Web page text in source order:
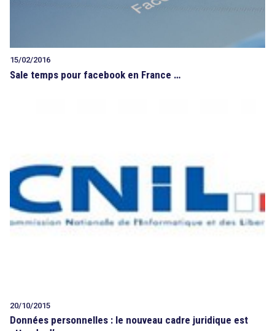
15/02/2016
Sale temps pour facebook en France …
20/10/2015
Données personnelles : le nouveau cadre juridique est